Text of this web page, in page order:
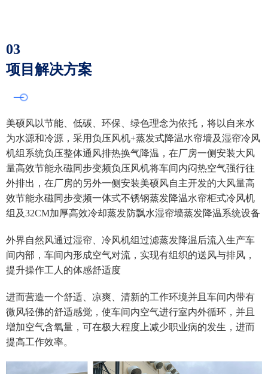
03
项目解决方案
美硕风以节能、低碳、环保、绿色理念为依托，将以自来水
为水源和冷源，采用负压风机+蒸发式降温水帘墙及湿帘冷风
机组系统负压整体通风排热换气降温，在厂房一侧安装大风
量高效节能永磁同步变频负压风机将车间内闷热空气强行往
外排出，在厂房的另外一侧安装美硕风自主开发的大风量高
效节能永磁同步变频一体式不锈钢蒸发降温水帘柜式冷风机
组及32CM加厚高效冷却蒸发防飘水湿帘墙蒸发降温系统设备
外界自然风通过湿帘、冷风机组过滤蒸发降温后流入生产车
间内部，车间内形成空气对流，实现有组织的送风与排风，
提升操作工人的体感舒适度
进而营造一个舒适、凉爽、清新的工作环境并且车间内带有
微风轻佛的舒适感觉，使车间内空气进行室内外循环，并且
增加空气含氧量，可在极大程度上减少职业病的发生，进而
提高工作效率。